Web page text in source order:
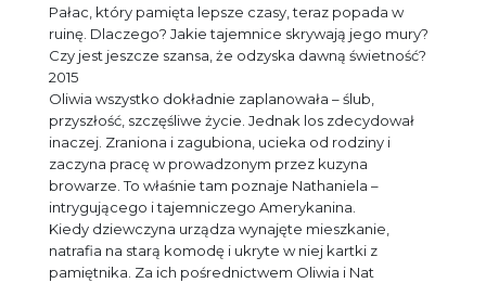
Pałac, który pamięta lepsze czasy, teraz popada w
ruinę. Dlaczego? Jakie tajemnice skrywają jego mury?
Czy jest jeszcze szansa, że odzyska dawną świetność?
2015
Oliwia wszystko dokładnie zaplanowała – ślub,
przyszłość, szczęśliwe życie. Jednak los zdecydował
inaczej. Zraniona i zagubiona, ucieka od rodziny i
zaczyna pracę w prowadzonym przez kuzyna
browarze. To właśnie tam poznaje Nathaniela –
intrygującego i tajemniczego Amerykanina.
Kiedy dziewczyna urządza wynajęte mieszkanie,
natrafia na starą komodę i ukryte w niej kartki z
pamiętnika. Za ich pośrednictwem Oliwia i Nat